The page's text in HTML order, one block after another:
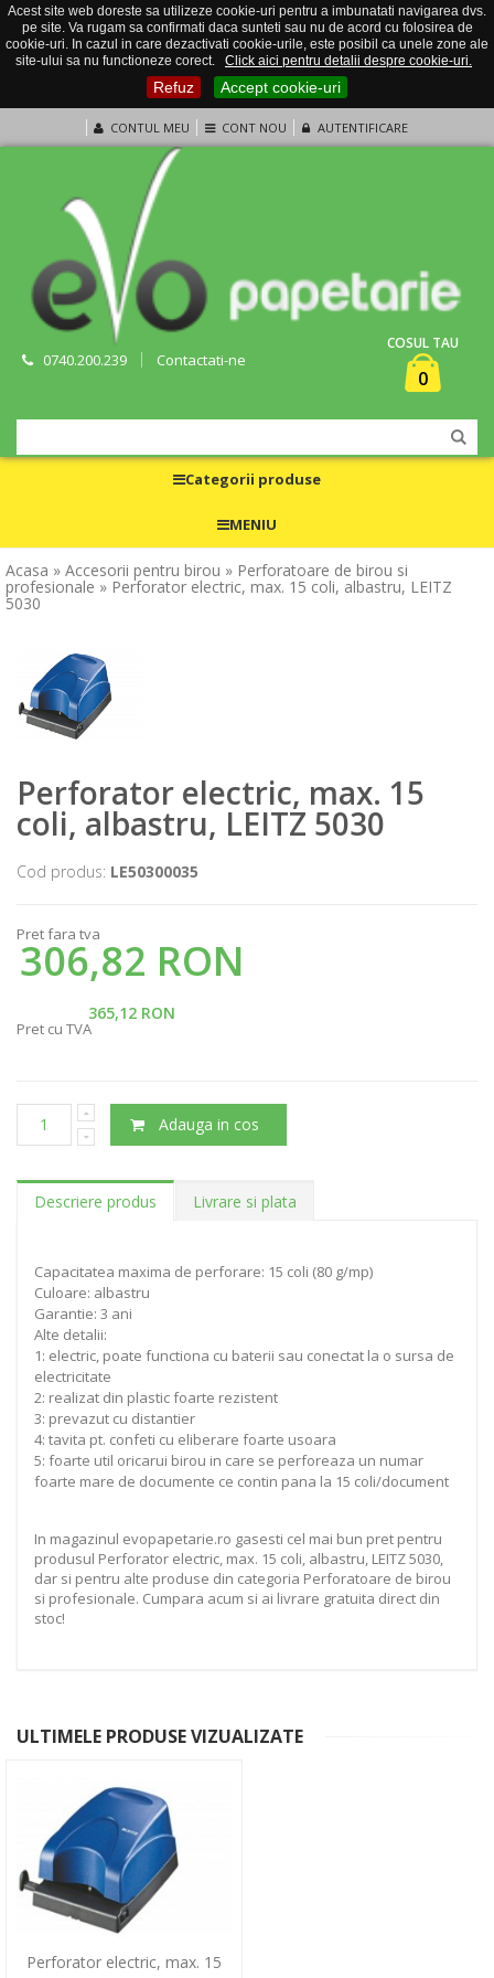
Acest site web doreste sa utilizeze cookie-uri pentru a imbunatati navigarea dvs.
pe site. Va rugam sa confirmati daca sunteti sau nu de acord cu folosirea de
cookie-uri. In cazul in care dezactivati cookie-urile, este posibil ca unele zone ale
site-ului sa nu functioneze corect.
Click aici pentru detalii despre cookie-uri.
Refuz Accept cookie-uri
CONTUL MEU CONT NOU AUTENTIFICARE
0740.200.239 Contactati-ne
COSUL TAU
0
Categorii produse
MENIU
Acasa » Accesorii pentru birou » Perforatoare de birou si
profesionale » Perforator electric, max. 15 coli, albastru, LEITZ
5030
Perforator electric, max. 15
coli, albastru, LEITZ 5030
Cod produs: LE50300035
Pret fara tva
306,82 RON
365,12 RON
Pret cu TVA
Adauga in cos
Descriere produs Livrare si plata
Capacitatea maxima de perforare: 15 coli (80 g/mp)
Culoare: albastru
Garantie: 3 ani
Alte detalii:
1: electric, poate functiona cu baterii sau conectat la o sursa de
electricitate
2: realizat din plastic foarte rezistent
3: prevazut cu distantier
4: tavita pt. confeti cu eliberare foarte usoara
5: foarte util oricarui birou in care se perforeaza un numar
foarte mare de documente ce contin pana la 15 coli/document
In magazinul evopapetarie.ro gasesti cel mai bun pret pentru
produsul Perforator electric, max. 15 coli, albastru, LEITZ 5030,
dar si pentru alte produse din categoria Perforatoare de birou
si profesionale. Cumpara acum si ai livrare gratuita direct din
stoc!
ULTIMELE PRODUSE VIZUALIZATE
Perforator electric, max. 15